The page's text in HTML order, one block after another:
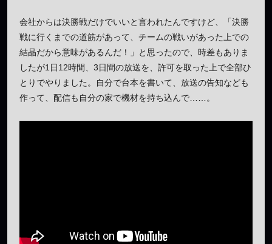
会社からは決勝戦だけでいいと言われたんですけど、「決勝
戦に行くまでの道筋があって、チームの戦いがあった上での
結晶だから意味があるんだ！」と思ったので、時差もありま
したが1日12時間、3日間の放送を、許可を取った上で全部ひ
とりでやりました。自分で台本を書いて、放送の告知なども
作って、配信も自分の家で機材を持ち込んで……。